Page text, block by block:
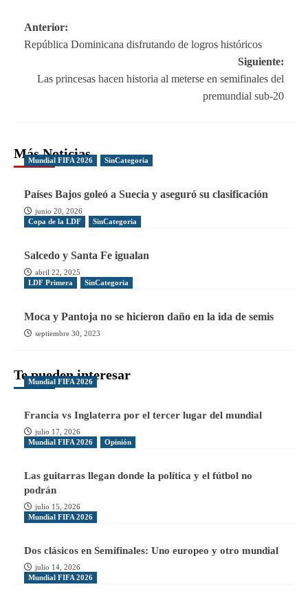
Navegación
de
entradas
Anterior:
República Dominicana disfrutando de logros históricos
Siguiente:
Las princesas hacen historia al meterse en semifinales del
premundial sub-20
Más Noticias
Mundial FIFA 2026 SinCategoria
Países Bajos goleó a Suecia y aseguró su clasificación
junio 20, 2026
Copa de la LDF
SinCategoria
Salcedo y Santa Fe igualan
abril 22, 2025
LDF Primera
SinCategoria
Moca y Pantoja no se hicieron daño en la ida de semis
septiembre 30, 2023
Te pueden interesar
Mundial FIFA 2026
Francia vs Inglaterra por el tercer lugar del mundial
julio 17, 2026
Mundial FIFA 2026
Opinión
Las guitarras llegan donde la política y el fútbol no
podrán
julio 15, 2026
Mundial FIFA 2026
Dos clásicos en Semifinales: Uno europeo y otro mundial
julio 14, 2026
Mundial FIFA 2026